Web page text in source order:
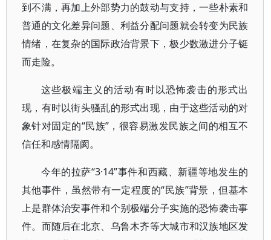
到不满，再加上外部势力的鼓动与支持，一些朴素和
普通的文化差异问题、利益分配问题就会转变为民族
情绪，在复杂的国际政治背景下，极少数激进分子铤
而走险。
这些极端主义的活动有时以恐怖袭击的形式出
现，有时以街头骚乱的形式出现，由于这些活动的对
象针对固定的“民族”，很容易激发民族之间的相互不
信任和感情隔阂。
今年的拉萨“3·14”事件和西藏、新疆等地发生的
其他事件，虽然带有一定程度的“民族”背景，但基本
上是群体治安事件和个别极端分子实施的恐怖袭击事
件。而随后在北京、乌鲁木齐等大城市和汉族地区发